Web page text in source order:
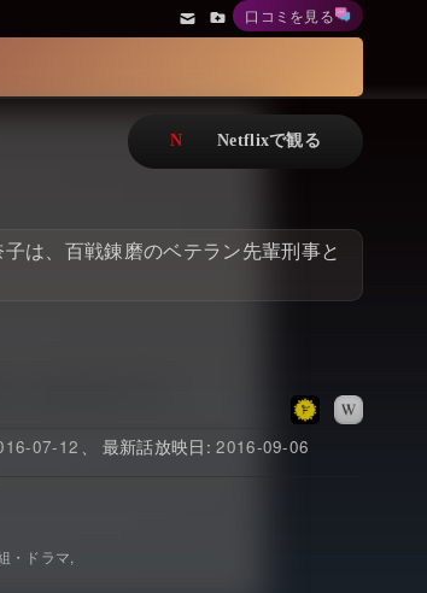
ドキュメンタリー
Netflixオリジナル作品
日本語吹替対応作品
その他の国のTV番組
Watchlistへ
Netflix Video
Netflix 吹替版作品
Netflix 高い評価の海外作品
みんなの作品レビュー
口コミを見る
は、百戦錬磨のベテラン先輩刑事と
07-12 2016-09-06
・ドラマ